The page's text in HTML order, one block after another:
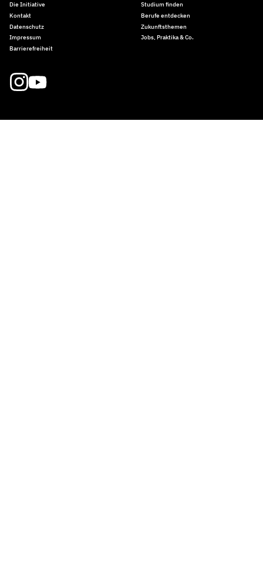
Die Initiative
Kontakt
Datenschutz
Impressum
Barrierefreiheit
Studium finden
Berufe entdecken
Zukunftsthemen
Jobs, Praktika & Co.